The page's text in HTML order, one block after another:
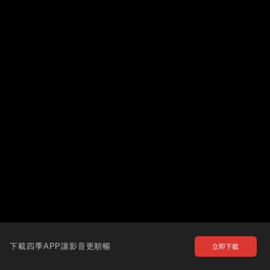
下載四季APP讓影音更順暢 立即下載